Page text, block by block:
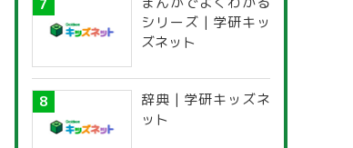
シリーズ | 学研キッ
ズネット
辞典 | 学研キッズネ
ット